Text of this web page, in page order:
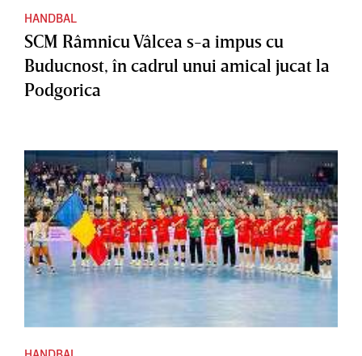
HANDBAL
SCM Râmnicu Vâlcea s-a impus cu
Buducnost, în cadrul unui amical jucat la
Podgorica